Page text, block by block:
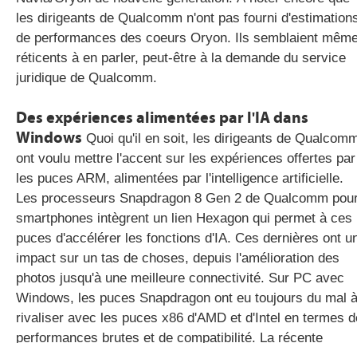
les dirigeants de Qualcomm n'ont pas fourni
de performances des coeurs Oryon. Ils semblaient
réticents à en parler, peut-être à la demande du service
juridique de Qualcomm.
Des expériences alimentées par l'IA dans
Windows Quoi qu'il en soit, les dirigeants de
ont voulu mettre l'accent sur les expériences offertes par
les puces ARM, alimentées par l'intelligence artificielle.
Les processeurs Snapdragon 8 Gen 2 de Qualcomm
smartphones intègrent un lien Hexagon qui permet à ces
puces d'accélérer les fonctions d'IA. Ces dernières ont
impact sur un tas de choses, depuis l'amélioration des
photos jusqu'à une meilleure connectivité. Sur PC avec
Windows, les puces Snapdragon ont eu toujours du mal à
rivaliser avec les puces x86 d'AMD et d'Intel en termes
performances brutes et de compatibilité. La récente